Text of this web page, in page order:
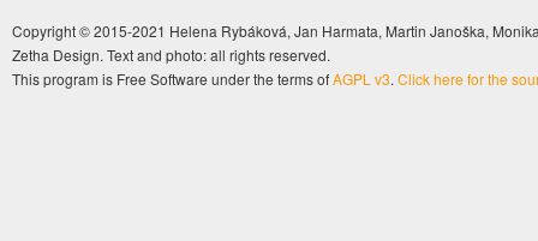
Copyright © 2015-2021 Helena Rybáková, Jan Harmata, Martin Janoška,
Zetha Design. Text and photo: all rights reserved.
This program is Free Software under the terms ofAGPL v3. Click here for the